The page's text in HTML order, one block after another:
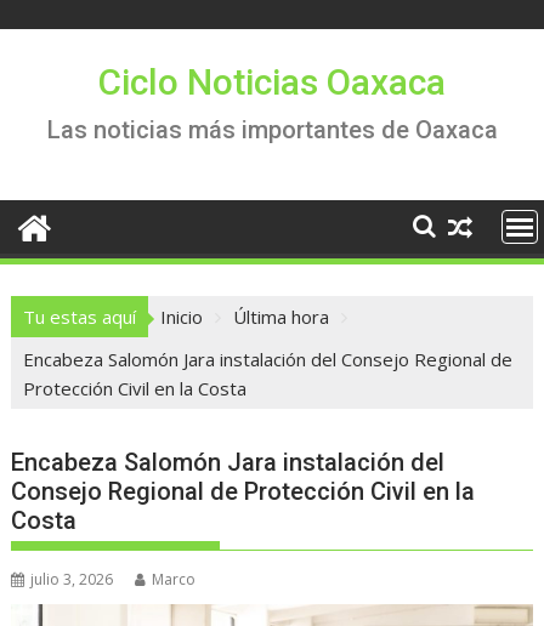
Ciclo Noticias Oaxaca
Las noticias más importantes de Oaxaca
Tu estas aquí Inicio
Última hora
Encabeza Salomón Jara instalación del Consejo Regional de
Protección Civil en la Costa
Encabeza Salomón Jara instalación del
Consejo Regional de Protección Civil en la
Costa
julio 3, 2026 Marco